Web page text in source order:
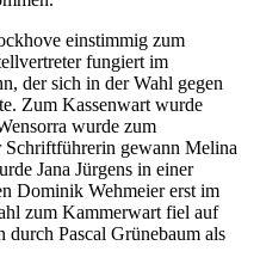
einstimmig zum
fungiert im
der sich in der Wahl gegen
Zum Kassenwart wurde
wurde zum
Schriftführerin gewann Melina
Jana Jürgens in einer
Dominik Wehmeier erst im
zum Kammerwart fiel auf
durch Pascal Grünebaum als